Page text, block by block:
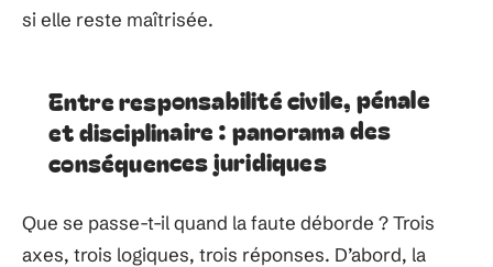
si elle reste maîtrisée.
Entre responsabilité civile, pénale
et disciplinaire : panorama des
conséquences juridiques
Que se passe-t-il quand la faute déborde ? Trois
axes, trois logiques, trois réponses. D’abord, la